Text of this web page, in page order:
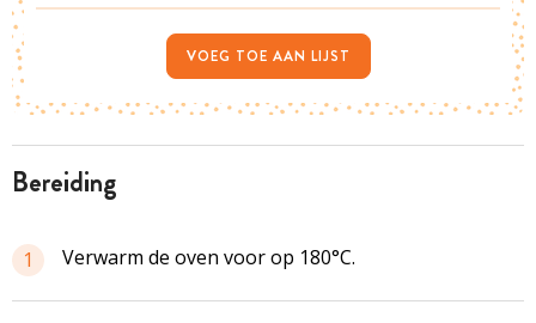
bereiding
1 Verwarm de oven voor op 180°C.
VOEG TOE AAN LIJST